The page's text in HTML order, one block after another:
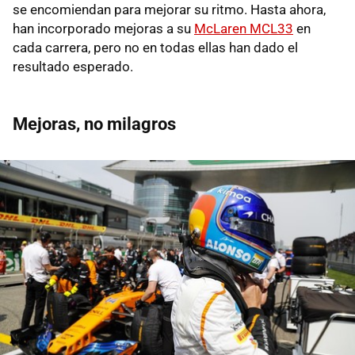
se encomiendan para mejorar su ritmo. Hasta ahora,
han incorporado mejoras a su McLaren MCL33 en
cada carrera, pero no en todas ellas han dado el
resultado esperado.
Mejoras, no milagros